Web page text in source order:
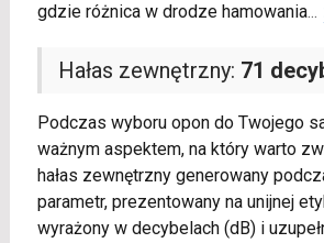
gdzie różnica w drodze hamowania...
Hałas zewnętrzny: 71
Podczas wyboru opon do Twojego
ważnym aspektem, na który warto
hałas zewnętrzny generowany
parametr, prezentowany na unijnej
wyrażony w decybelach (dB) i